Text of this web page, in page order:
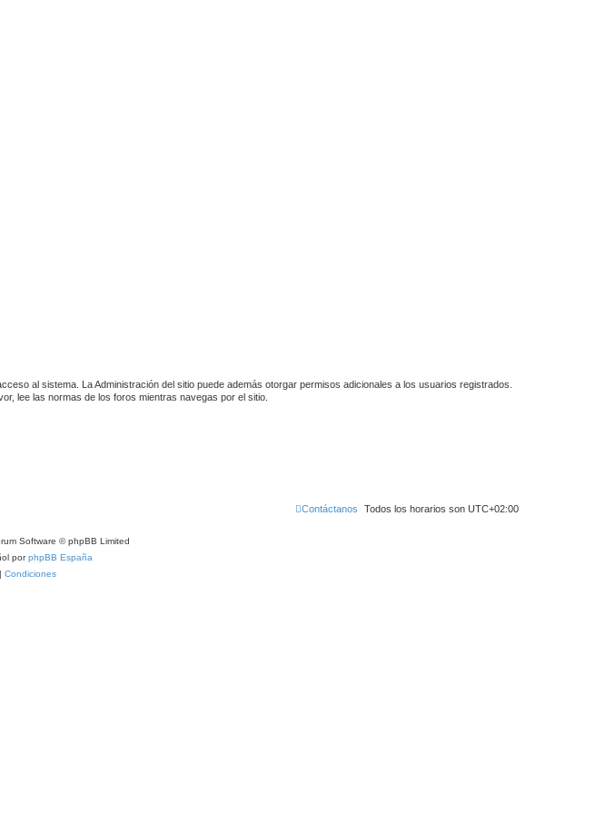
al sistema. La Administración del sitio puede además otorgar permisos adicionales a los usuarios registrados.
lee las normas de los foros mientras navegas por el sitio.
Todos los horarios son UTC+02:00
Contáctanos
Software © phpBB Limited
porphpBB España
| Condiciones